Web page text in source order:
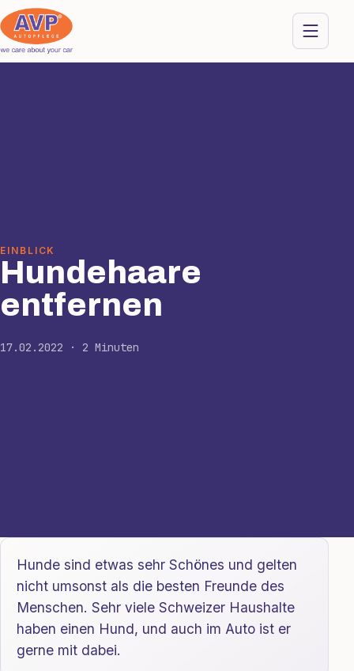
EINBLICK
Hundehaare
entfernen
17.02.2022 · 2 Minuten
Hunde sind etwas sehr Schönes und gelten
nicht umsonst als die besten Freunde des
Menschen. Sehr viele Schweizer Haushalte
haben einen Hund, und auch im Auto ist er
gerne mit dabei.